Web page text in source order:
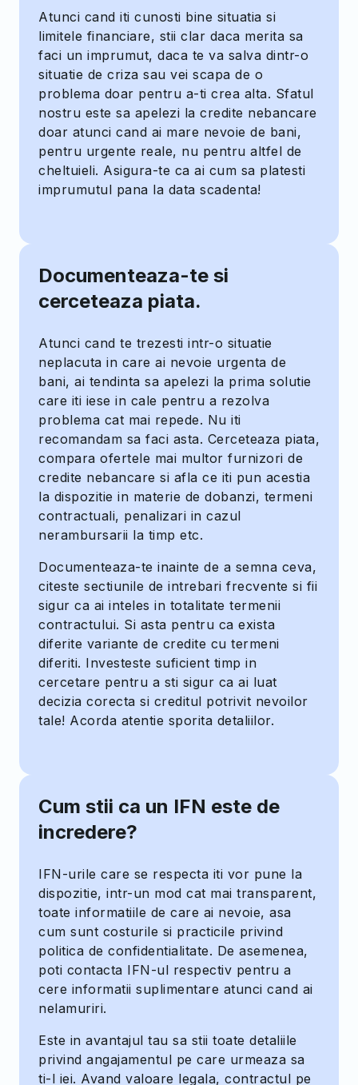
Atunci cand iti cunosti bine situatia si
limitele financiare, stii clar daca merita sa
faci un imprumut, daca te va salva dintr-o
situatie de criza sau vei scapa de o
problema doar pentru a-ti crea alta. Sfatul
nostru este sa apelezi la credite nebancare
doar atunci cand ai mare nevoie de bani,
pentru urgente reale, nu pentru altfel de
cheltuieli. Asigura-te ca ai cum sa platesti
imprumutul pana la data scadenta!
Documenteaza-te si
cerceteaza piata.
Atunci cand te trezesti intr-o situatie
neplacuta in care ai nevoie urgenta de
bani, ai tendinta sa apelezi la prima solutie
care iti iese in cale pentru a rezolva
problema cat mai repede. Nu iti
recomandam sa faci asta. Cerceteaza piata,
compara ofertele mai multor furnizori de
credite nebancare si afla ce iti pun acestia
la dispozitie in materie de dobanzi, termeni
contractuali, penalizari in cazul
nerambursarii la timp etc.
Documenteaza-te inainte de a semna ceva,
citeste sectiunile de intrebari frecvente si fii
sigur ca ai inteles in totalitate termenii
contractului. Si asta pentru ca exista
diferite variante de credite cu termeni
diferiti. Investeste suficient timp in
cercetare pentru a sti sigur ca ai luat
decizia corecta si creditul potrivit nevoilor
tale! Acorda atentie sporita detaliilor.
Cum stii ca un IFN este de
incredere?
IFN-urile care se respecta iti vor pune la
dispozitie, intr-un mod cat mai transparent,
toate informatiile de care ai nevoie, asa
cum sunt costurile si practicile privind
politica de confidentialitate. De asemenea,
poti contacta IFN-ul respectiv pentru a
cere informatii suplimentare atunci cand ai
nelamuriri.
Este in avantajul tau sa stii toate detaliile
privind angajamentul pe care urmeaza sa
ti-l iei. Avand valoare legala, contractul pe